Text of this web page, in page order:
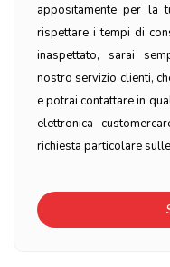
appositamente per la
rispettare i tempi di
inaspettato, sarai
nostro servizio clienti,
e potrai contattare in
elettronica
richiesta particolare